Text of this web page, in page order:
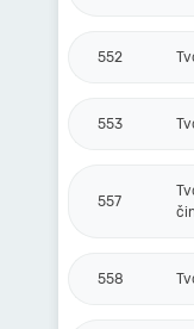
552
553
557
558